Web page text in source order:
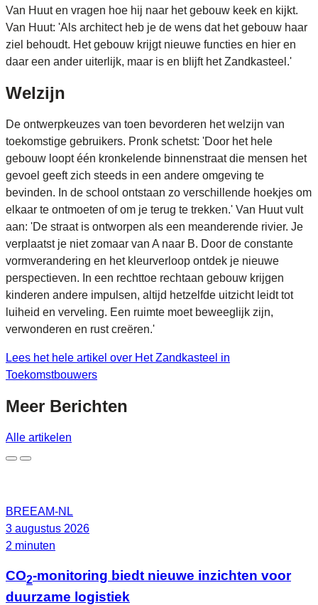
Van Huut en vragen hoe hij naar het gebouw keek en kijkt.
Van Huut: 'Als architect heb je de wens dat het gebouw haar
ziel behoudt. Het gebouw krijgt nieuwe functies en hier en
daar een ander uiterlijk, maar is en blijft het Zandkasteel.'
Welzijn
De ontwerpkeuzes van toen bevorderen het welzijn van
toekomstige gebruikers. Pronk schetst: 'Door het hele
gebouw loopt één kronkelende binnenstraat die mensen het
gevoel geeft zich steeds in een andere omgeving te
bevinden. In de school ontstaan zo verschillende hoekjes om
elkaar te ontmoeten of om je terug te trekken.' Van Huut vult
aan: 'De straat is ontworpen als een meanderende rivier. Je
verplaatst je niet zomaar van A naar B. Door de constante
vormverandering en het kleurverloop ontdek je nieuwe
perspectieven. In een rechttoe rechtaan gebouw krijgen
kinderen andere impulsen, altijd hetzelfde uitzicht leidt tot
luiheid en verveling. Een ruimte moet beweeglijk zijn,
verwonderen en rust creëren.'
Lees het hele artikel over Het Zandkasteel in
Toekomstbouwers
Meer Berichten
Alle artikelen
BREEAM-NL
3 augustus 2026
2 minuten
CO2-monitoring biedt nieuwe inzichten voor
duurzame logistiek